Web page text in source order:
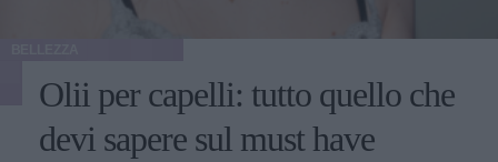
Olii per capelli: tutto quello che
devi sapere sul must have